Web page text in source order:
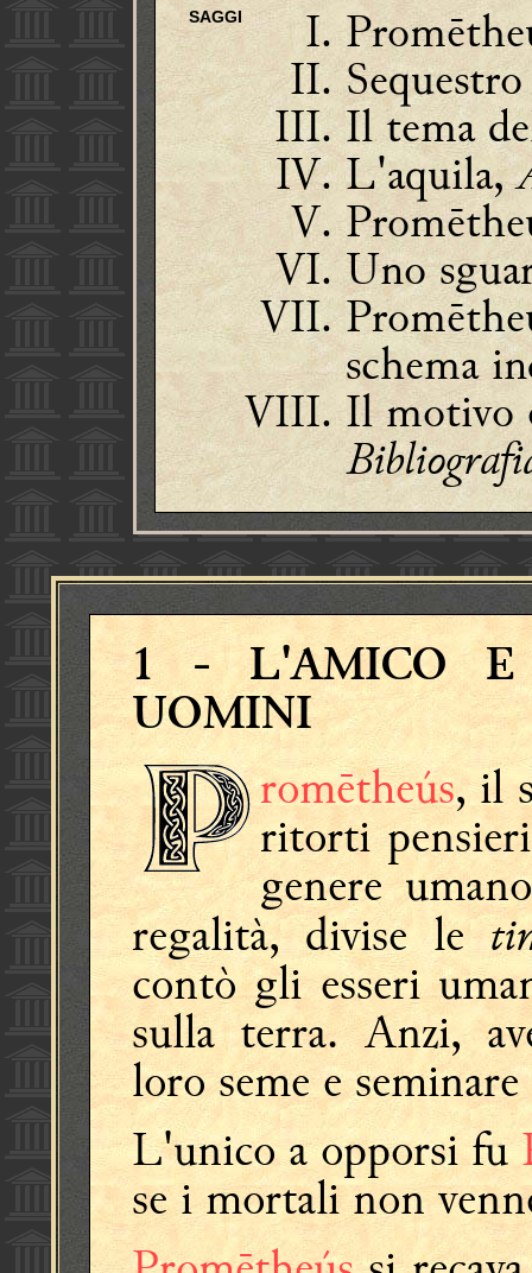
SAGGI
Il tema
L'aquila,
Uno
schema
Il motivo
1- L'AMICO E
UOMINI
romētheús, il
ritorti
genere
regalità, divise le
contò gli esseri
sulla terra. Anzi,
loro seme e
L'unico a opporsi fu
se i mortali non